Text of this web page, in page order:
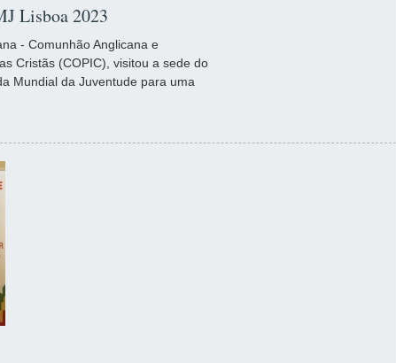
Lisboa 2023
- Comunhão Anglicana e
Cristãs (COPIC), visitou a sede do
Mundial da Juventude para uma